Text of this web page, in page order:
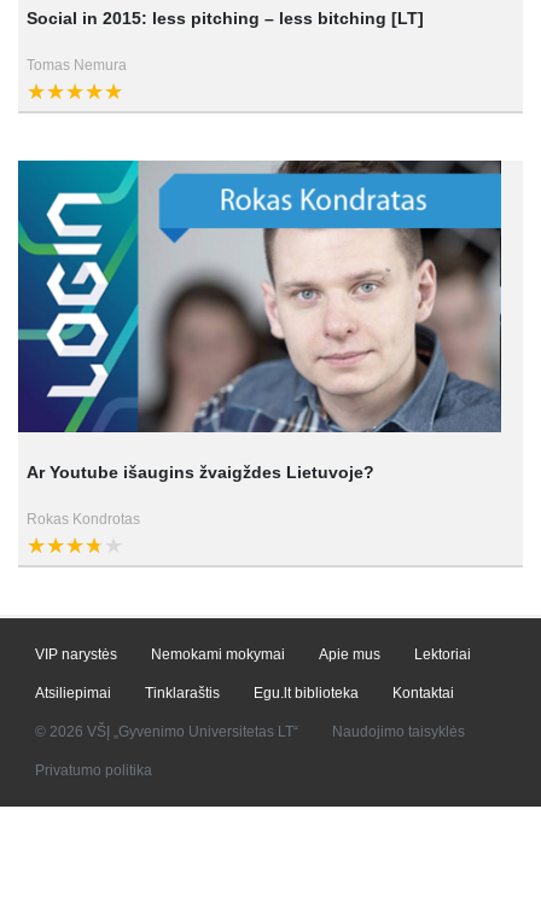
Social in 2015: less pitching – less bitching [LT]
Tomas Nemura
Ar Youtube išaugins žvaigždes Lietuvoje?
Rokas Kondrotas
VIP narystės Nemokami mokymai Apie mus Lektoriai
Atsiliepimai Tinklaraštis Egu.lt biblioteka Kontaktai
© 2026 VŠĮ „Gyvenimo Universitetas LT“ Naudojimo taisyklės
Privatumo politika